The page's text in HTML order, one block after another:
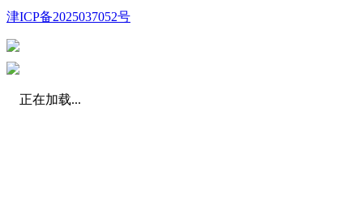
津ICP备2025037052号
正在加载...